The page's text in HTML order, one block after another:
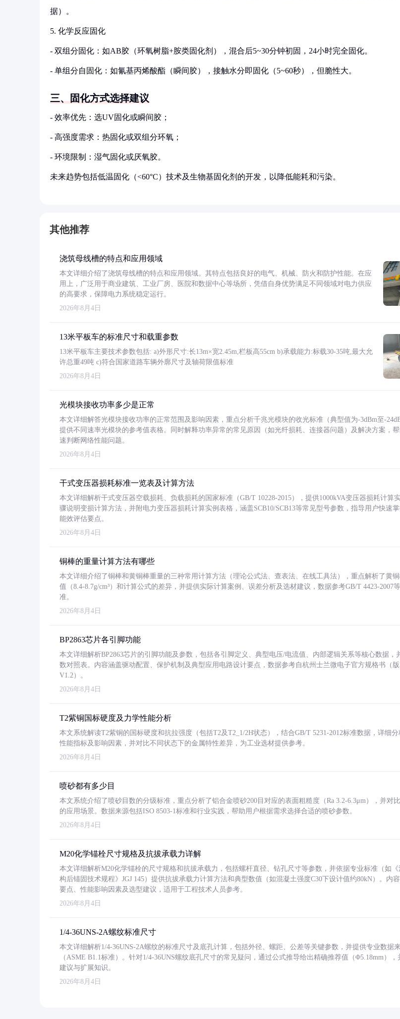
据）。
5. 化学反应固化
- 双组分固化：如AB胶（环氧树脂+胺类固化剂），混合后5~30分钟初固，24小时完全固化。
- 单组分自固化：如氰基丙烯酸酯（瞬间胶），接触水分即固化（5~60秒），但脆性大。
三、固化方式选择建议
- 效率优先：选UV固化或瞬间胶；
- 高强度需求：热固化或双组分环氧；
- 环境限制：湿气固化或厌氧胶。
未来趋势包括低温固化（<60°C）技术及生物基固化剂的开发，以降低能耗和污染。
其他推荐
浇筑母线槽的特点和应用领域
本文详细介绍了浇筑母线槽的特点和应用领域。其特点包括良好的电气、机械、防火和防护性能。在应
用上，广泛用于商业建筑、工业厂房、医院和数据中心等场所，凭借自身优势满足不同领域对电力供应
的高要求，保障电力系统稳定运行。
2026年8月4日
13米平板车的标准尺寸和载重参数
13米平板车主要技术参数包括: a)外形尺寸:长13m×宽2.45m,栏板高55cm b)承载能力:标载30-35吨,最大允
许总重49吨 c)符合国家道路车辆外廓尺寸及轴荷限值标准
2026年8月4日
光模块接收功率多少是正常
本文详细解答光模块接收功率的正常范围及影响因素，重点分析千兆光模块的收光标准（典型值为-3dBm至-
提供不同速率光模块的参考值表格。同时解释功率异常的常见原因（如光纤损耗、连接器问题）及解决方案，
速判断网络性能问题。
2026年8月4日
干式变压器损耗标准一览表及计算方法
本文详细解析干式变压器空载损耗、负载损耗的国家标准（GB/T 10228-2015），提供1000kVA变压器损耗计算
骤说明变损计算方法，并附电力变压器损耗计算实例表格，涵盖SCB10/SCB13等常见型号参数，指导用户快速
能效评估要点。
2026年8月4日
铜棒的重量计算方法有哪些
本文详细介绍了铜棒和黄铜棒重量的三种常用计算方法（理论公式法、查表法、在线工具法），重点解析了黄
值（8.4-8.7g/cm³）和计算公式的差异，并提供实际计算案例、误差分析及选材建议，数据参考GB/T 4423-2007
准。
2026年8月4日
BP2863芯片各引脚功能
本文详细解析BP2863芯片的引脚功能及参数，包括各引脚定义、典型电压/电流值、内部逻辑关系等核心数据，
数对照表。内容涵盖驱动配置、保护机制及典型应用电路设计要点，数据参考自杭州士兰微电子官方规格书（
V1.2）。
2026年8月4日
T2紫铜国标硬度及力学性能分析
本文系统解读T2紫铜的国标硬度和抗拉强度（包括T2及T2_1/2H状态），结合GB/T 5231-2012标准数据，详细
性能指标及影响因素，并对比不同状态下的金属特性差异，为工业选材提供参考。
2026年8月4日
喷砂都有多少目
本文系统介绍了喷砂目数的分级标准，重点分析了铝合金喷砂200目对应的表面粗糙度（Ra 3.2-6.3μm），并对
的应用场景。数据来源包括ISO 8503-1标准和行业实践，帮助用户根据需求选择合适的喷砂参数。
2026年8月4日
M20化学锚栓尺寸规格及抗拔承载力详解
本文详细解析M20化学锚栓的尺寸规格和抗拔承载力，包括螺杆直径、钻孔尺寸等参数，并依据专业标准（如
构后锚固技术规程》JGJ 145）提供抗拔承载力计算方法和典型数值（如混凝土强度C30下设计值约80kN）。内
要点、性能影响因素及选型建议，适用于工程技术人员参考。
2026年8月4日
1/4-36UNS-2A螺纹标准尺寸
本文详细解析1/4-36UNS-2A螺纹的标准尺寸及底孔计算，包括外径、螺距、公差等关键参数，并提供专业数据
（ASME B1.1标准）。针对1/4-36UNS螺纹底孔尺寸的常见疑问，通过公式推导给出精确推荐值（Φ5.18mm）
建议与扩展知识。
2026年8月4日